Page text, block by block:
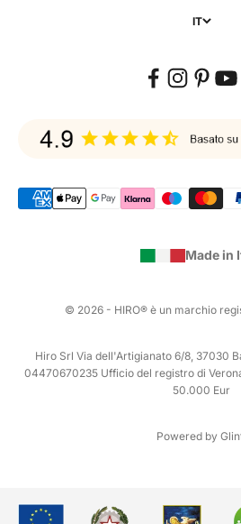
IT
Made in
© 2026 - HIRO® è un marchio
Hiro Srl Via dell'Artigianato 6/8, 37030
04470670235 Ufficio del registro di
50.000 Eur
Powered by